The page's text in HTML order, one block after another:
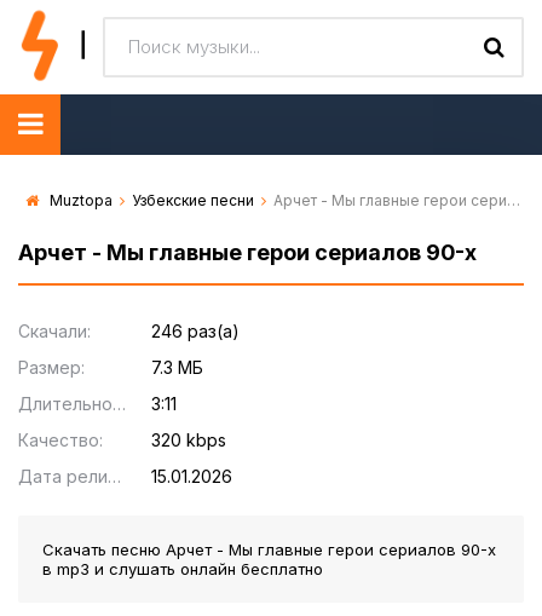
Muztopa Узбекские песни Арчет - Мы главные герои сериалов 90-х
Арчет - Мы главные герои сериалов 90-х
Скачали:
246 раз(а)
Размер:
7.3 МБ
Длительность:
3:11
Качество:
320 kbps
Дата релиза:
15.01.2026
Скачать песню Арчет - Мы главные герои сериалов 90-х
в mp3 и слушать онлайн бесплатно